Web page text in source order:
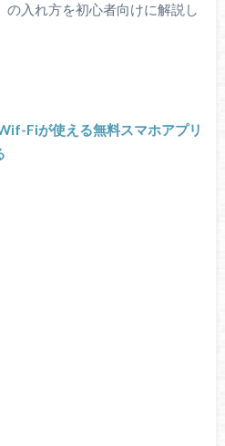
の入れ方を初心者向けに解説し
Fiが使える無料スマホアプリ